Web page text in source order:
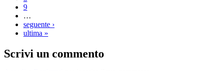
9
…
seguente ›
ultima »
Scrivi un commento